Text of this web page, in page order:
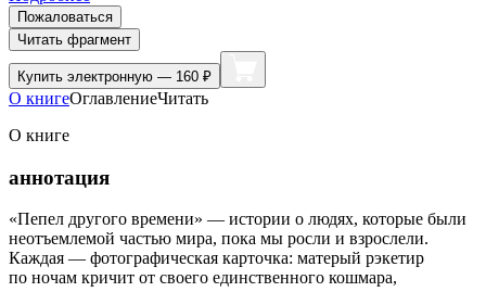
Пожаловаться
Читать фрагмент
Купить электронную — 160 ₽
О книгеОглавлениеЧитать
О книге
аннотация
«Пепел другого времени» — истории о людях, которые были
неотъемлемой частью мира, пока мы росли и взрослели.
Каждая — фотографическая карточка: матерый рэкетир
по ночам кричит от своего единственного кошмара,